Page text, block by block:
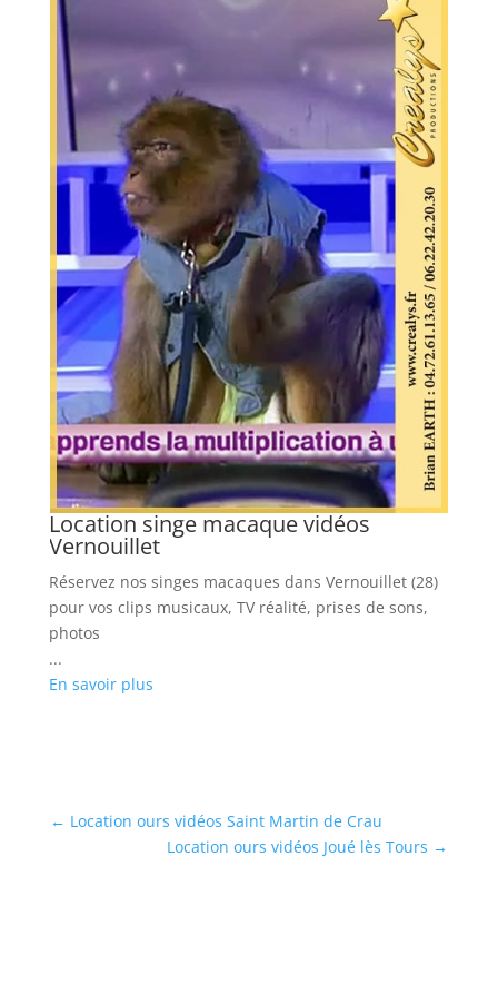
Location singe macaque vidéos
Vernouillet
Réservez nos singes macaques dans Vernouillet (28)
pour vos clips musicaux, TV réalité, prises de sons,
photos
...
En savoir plus
← Location ours vidéos Saint Martin de Crau
Location ours vidéos Joué lès Tours →